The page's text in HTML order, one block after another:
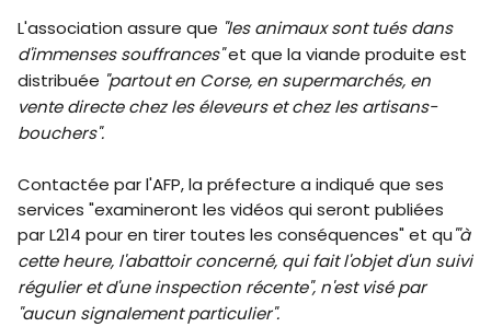
L'association assure que "les animaux sont tués dans
d'immenses souffrances"et que la viande produite est
distribuée "partout en Corse, en supermarchés, en
vente directe chez les éleveurs et chez les artisans-
bouchers".
Contactée par l'AFP, la préfecture a indiqué que ses
services "examineront les vidéos qui seront publiées
par L214 pour en tirer toutes les conséquences" et qu'"à
cette heure, l'abattoir concerné, qui fait l'objet d'un suivi
régulier et d'une inspection récente", n'est visé par
"aucun signalement particulier".